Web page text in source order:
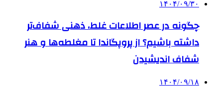
۱۴۰۴/۰۹/۳۰
چگونه در عصر اطلاعات غلط، ذهنی شفاف‌تر
داشته باشیم؟ از پروپگاندا تا مغلطه‌ها و هنر
شفاف اندیشیدن
۱۴۰۴/۰۹/۱۸